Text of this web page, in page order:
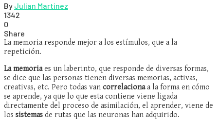
By Julian Martinez
1342
0
Share
La memoria responde mejor a los estímulos, que a la
repetición.
La memoriaes un laberinto, que responde de diversas formas,
se dice que las personas tienen diversas memorias, activas,
creativas, etc. Pero todas van correlacionaa la forma en cómo
se aprende, ya que lo que esta contiene viene ligada
directamente del proceso de asimilación, el aprender, viene de
los sistemas de rutas que las neuronas han adquirido.